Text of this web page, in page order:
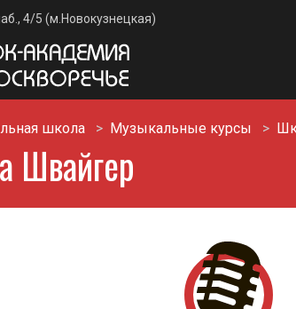
4/5 (м.Новокузнецкая)
школа Музыкальные курсы
Швайгер